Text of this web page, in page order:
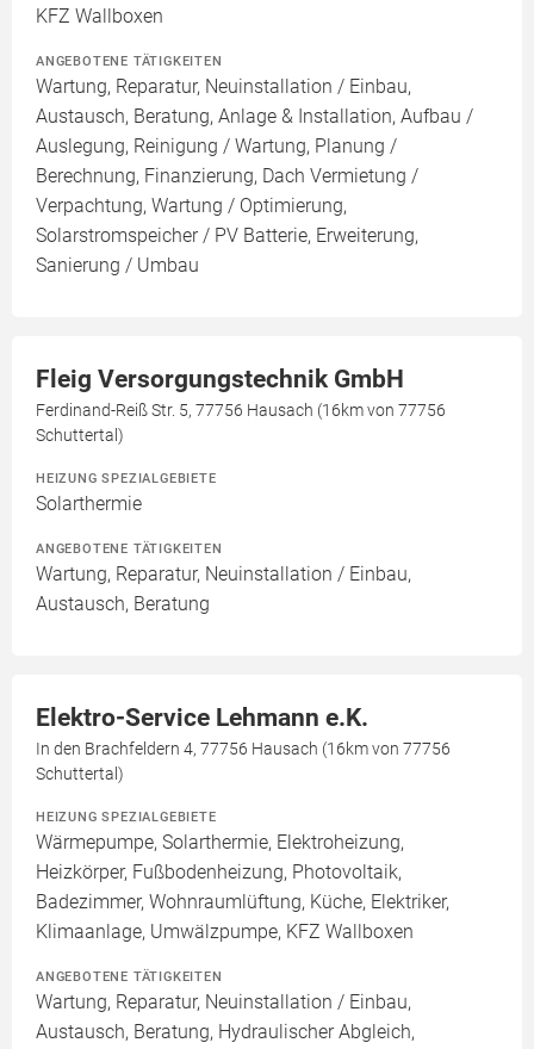
KFZ Wallboxen
ANGEBOTENE TÄTIGKEITEN
Wartung, Reparatur, Neuinstallation / Einbau,
Austausch, Beratung, Anlage & Installation, Aufbau /
Auslegung, Reinigung / Wartung, Planung /
Berechnung, Finanzierung, Dach Vermietung /
Verpachtung, Wartung / Optimierung,
Solarstromspeicher / PV Batterie, Erweiterung,
Sanierung / Umbau
Fleig Versorgungstechnik GmbH
Ferdinand-Reiß Str. 5, 77756 Hausach (16km von 77756
Schuttertal)
HEIZUNG SPEZIALGEBIETE
Solarthermie
ANGEBOTENE TÄTIGKEITEN
Wartung, Reparatur, Neuinstallation / Einbau,
Austausch, Beratung
Elektro-Service Lehmann e.K.
In den Brachfeldern 4, 77756 Hausach (16km von 77756
Schuttertal)
HEIZUNG SPEZIALGEBIETE
Wärmepumpe, Solarthermie, Elektroheizung,
Heizkörper, Fußbodenheizung, Photovoltaik,
Badezimmer, Wohnraumlüftung, Küche, Elektriker,
Klimaanlage, Umwälzpumpe, KFZ Wallboxen
ANGEBOTENE TÄTIGKEITEN
Wartung, Reparatur, Neuinstallation / Einbau,
Austausch, Beratung, Hydraulischer Abgleich,